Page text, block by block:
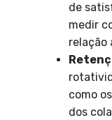
de
medir
relação
como
dos